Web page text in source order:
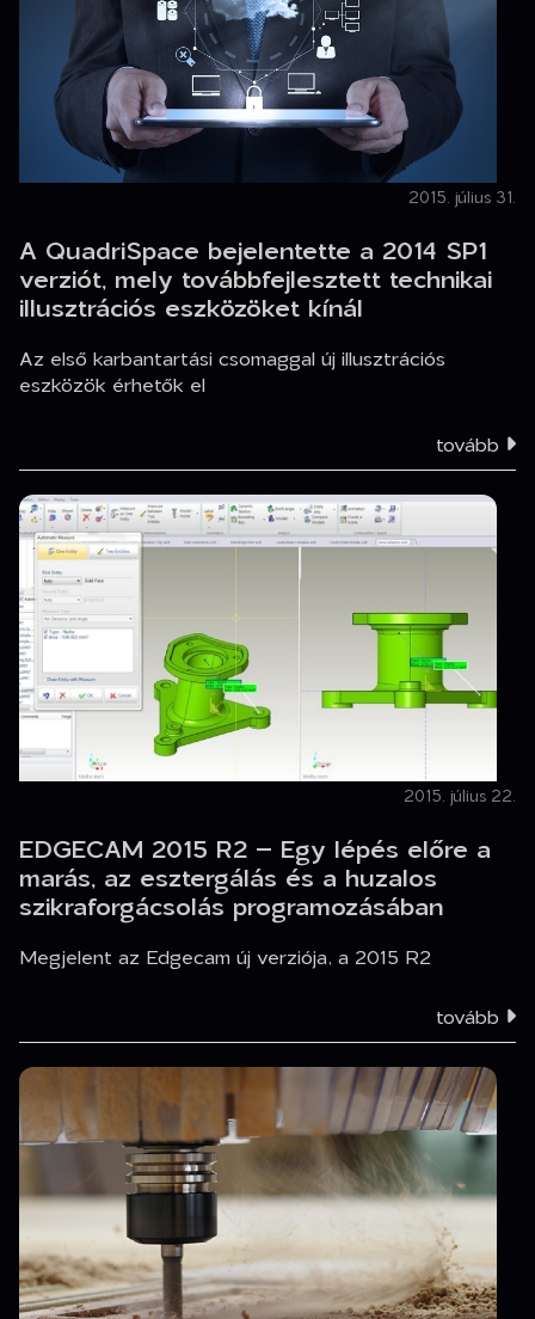
2015. július 31.
A QuadriSpace bejelentette a 2014 SP1
verziót, mely továbbfejlesztett technikai
illusztrációs eszközöket kínál
Az első karbantartási csomaggal új illusztrációs
eszközök érhetők el
tovább
2015. július 22.
EDGECAM 2015 R2 – Egy lépés előre a
marás, az esztergálás és a huzalos
szikraforgácsolás programozásában
Megjelent az Edgecam új verziója, a 2015 R2
tovább